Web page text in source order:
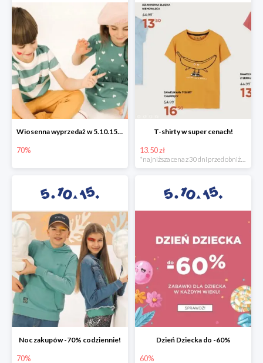
Wiosenna wyprzedaż w 5.10.15 -70%
70%
T-shirty w super cenach!
13.50 zł
*najniższa cena z 30 dni przed obniżką
Noc zakupów -70% codziennie!
70%
Dzień Dziecka do -60%
60%